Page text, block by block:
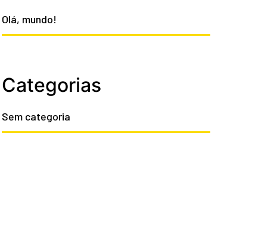
Olá, mundo!
Categorias
Sem categoria